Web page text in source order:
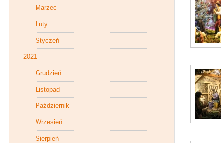
Marzec
Luty
Styczeń
2021
Grudzień
Listopad
Październik
Wrzesień
Sierpień